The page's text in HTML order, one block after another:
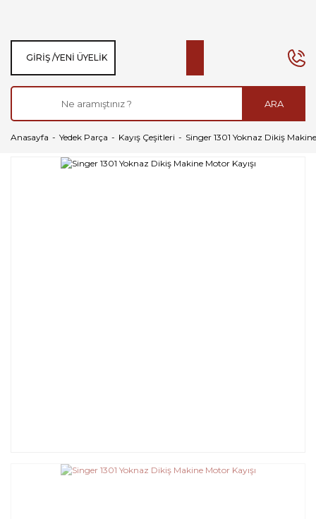
ARA
GIRIŞ /YENI ÜYELIK
Anasayfa Yedek Parça Kayış Çeşitleri Singer 1301 Yoknaz Dikiş